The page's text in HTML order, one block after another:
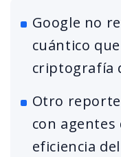
Google no
cuántico
criptografía
Otro
con agentes
eficiencia